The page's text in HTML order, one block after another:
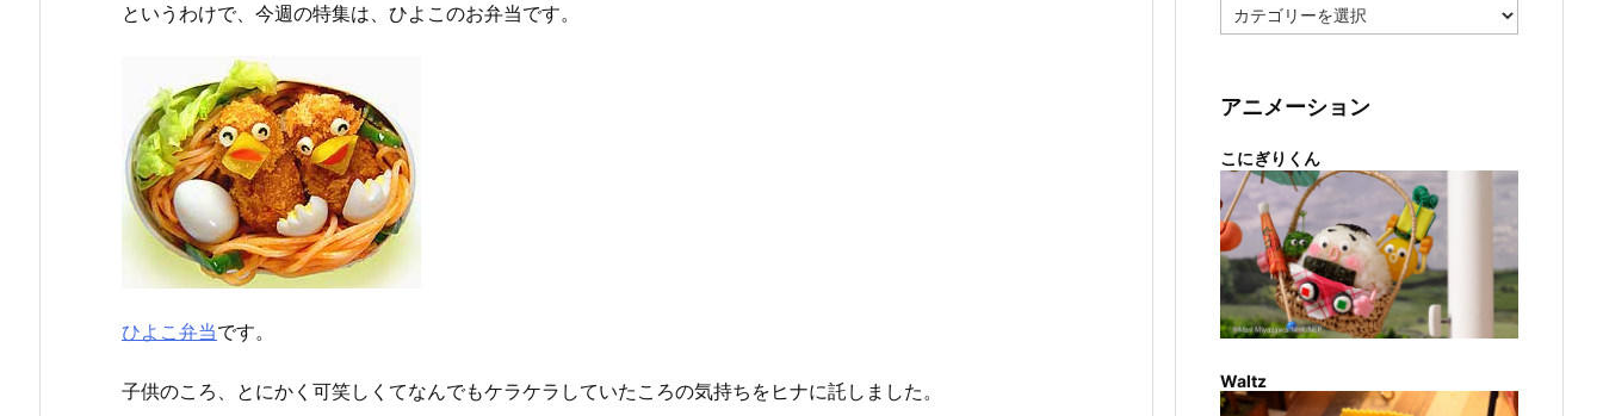
というわけで、今週の特集は、ひよこのお弁当です。
ひよこ弁当です。
子供のころ、とにかく可笑しくてなんでもケラケラしていたころの気持ちをヒナに託しました。
テ
ー
アニメーション
こにぎりくん
Waltz